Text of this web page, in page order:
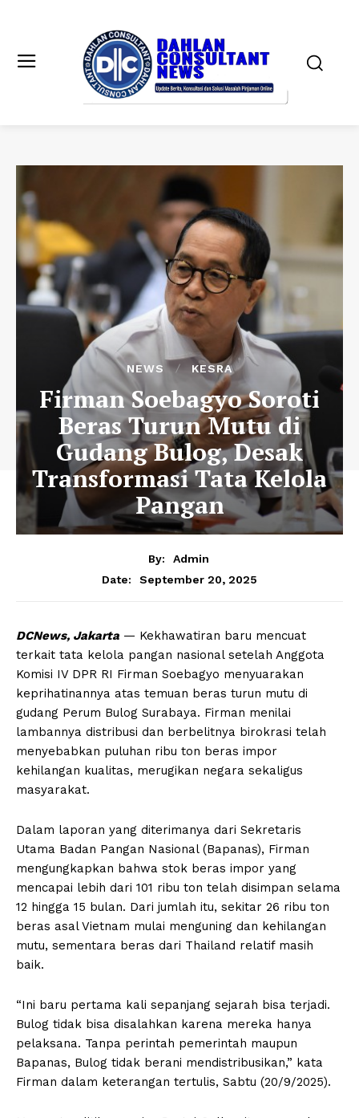
NEWS KESRA
Firman Soebagyo Soroti
Beras Turun Mutu di
Gudang Bulog, Desak
Transformasi Tata Kelola
Pangan
By:
Admin
Date:
September 20, 2025
DCNews, Jakarta — Kekhawatiran baru mencuat
terkait tata kelola pangan nasional setelah Anggota
Komisi IV DPR RI Firman Soebagyo menyuarakan
keprihatinannya atas temuan beras turun mutu di
gudang Perum Bulog Surabaya. Firman menilai
lambannya distribusi dan berbelitnya birokrasi telah
menyebabkan puluhan ribu ton beras impor
kehilangan kualitas, merugikan negara sekaligus
masyarakat.
Dalam laporan yang diterimanya dari Sekretaris
Utama Badan Pangan Nasional (Bapanas), Firman
mengungkapkan bahwa stok beras impor yang
mencapai lebih dari 101 ribu ton telah disimpan selama
12 hingga 15 bulan. Dari jumlah itu, sekitar 26 ribu ton
beras asal Vietnam mulai menguning dan kehilangan
mutu, sementara beras dari Thailand relatif masih
baik.
“Ini baru pertama kali sepanjang sejarah bisa terjadi.
Bulog tidak bisa disalahkan karena mereka hanya
pelaksana. Tanpa perintah pemerintah maupun
Bapanas, Bulog tidak berani mendistribusikan,” kata
Firman dalam keterangan tertulis, Sabtu (20/9/2025).